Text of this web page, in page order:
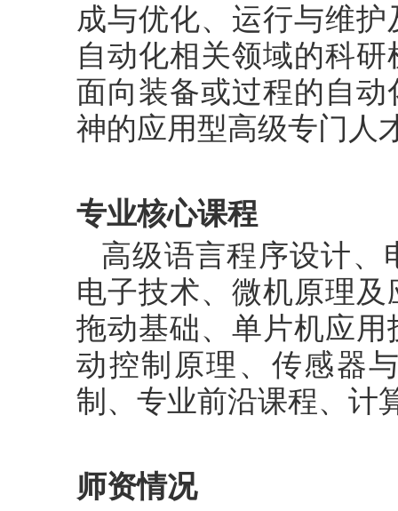
成与优化、运行与维
自动化相关领域的科
面向装备或过程的自
神的应用型高级专门人
专业核心课程
高级语言程序设计、
电子技术、微机原理
拖动基础、单片机应
动控制原理、传感器
制、专业前沿课程、计
师资情况